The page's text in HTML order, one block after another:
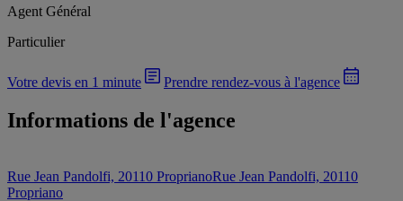
Agent Général
Particulier
Votre devis en 1 minute Prendre rendez-vous à l'agence
Informations de l'agence
Rue Jean Pandolfi, 20110 ProprianoRue Jean Pandolfi, 20110
Propriano